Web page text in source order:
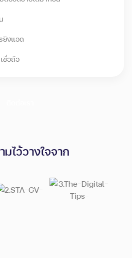
ยิงแอด
ชื่อถือ
มไว้วางใจจาก